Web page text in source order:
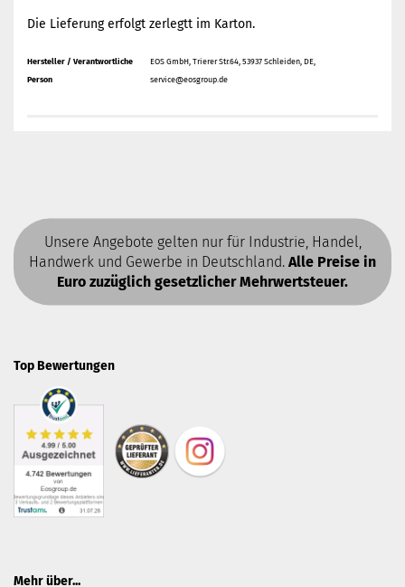
Die Lieferung erfolgt zerlegtt im Karton.
Hersteller / Verantwortliche
Person
EOS GmbH, Trierer Str.64, 53937 Schleiden, DE,
service@eosgroup.de
Unsere Angebote gelten nur für Industrie, Handel,
Handwerk und Gewerbe in Deutschland. Alle Preise in
Euro zuzüglich gesetzlicher Mehrwertsteuer.
Top Bewertungen
Mehr über...